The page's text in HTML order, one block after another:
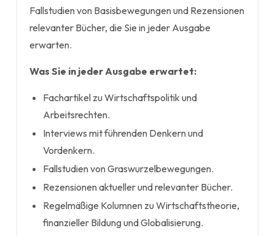
Fallstudien von Basisbewegungen und Rezensionen
relevanter Bücher, die Sie in jeder Ausgabe
erwarten.
Was Sie in jeder Ausgabe erwartet:
Fachartikel zu Wirtschaftspolitik und
Arbeitsrechten.
Interviews mit führenden Denkern und
Vordenkern.
Fallstudien von Graswurzelbewegungen.
Rezensionen aktueller und relevanter Bücher.
Regelmäßige Kolumnen zu Wirtschaftstheorie,
finanzieller Bildung und Globalisierung.